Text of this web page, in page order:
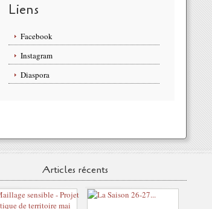
Liens
Facebook
Instagram
Diaspora
Articles récents